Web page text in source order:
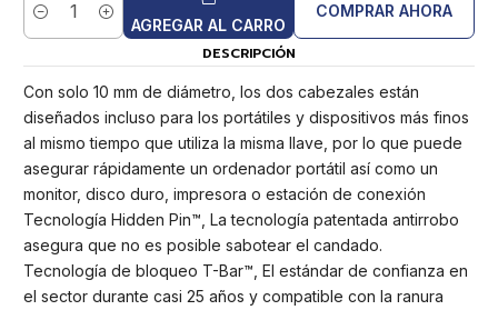
Cantidad AGREGAR AL CARRO
COMPRAR AHORA
DESCRIPCIÓN
Con solo 10 mm de diámetro, los dos cabezales están
diseñados incluso para los portátiles y dispositivos más finos
al mismo tiempo que utiliza la misma llave, por lo que puede
asegurar rápidamente un ordenador portátil así como un
monitor, disco duro, impresora o estación de conexión
Tecnología Hidden Pin™, La tecnología patentada antirrobo
asegura que no es posible sabotear el candado.
Tecnología de bloqueo T-Bar™, El estándar de confianza en
el sector durante casi 25 años y compatible con la ranura